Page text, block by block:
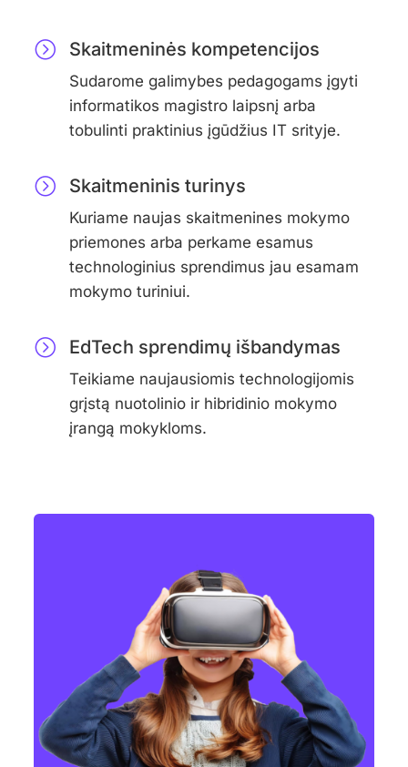
Skaitmeninės kompetencijos​
Sudarome galimybes pedagogams įgyti
informatikos magistro laipsnį arba
tobulinti praktinius įgūdžius IT srityje.
Skaitmeninis turinys
Kuriame naujas skaitmenines mokymo
priemones arba perkame esamus
technologinius sprendimus jau esamam
mokymo turiniui.
EdTech sprendimų išbandymas​
Teikiame naujausiomis technologijomis
grįstą nuotolinio ir hibridinio mokymo
įrangą mokykloms.